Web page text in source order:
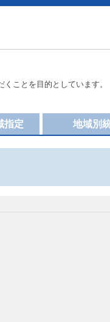
ことを目的としています。
地域別
指定